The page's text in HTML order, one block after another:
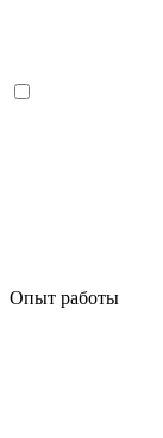
Опыт работы